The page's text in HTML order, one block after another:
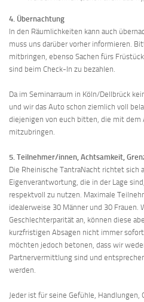
4. Übernachtung
In den Räumlichkeiten kann auch
muss uns darüber vorher informieren.
mitbringen, ebenso Sachen fürs
sind beim Check-In zu bezahlen.
Da im Seminarraum in Köln/Dellbrück
und wir das Auto schon ziemlich voll
diejenigen von euch bitten, die mit dem
mitzubringen.
5. Teilnehmer/innen, Achtsamkeit,
Die Rheinische TantraNacht richtet sich
Eigenverantwortung, die in der Lage
respektvoll zu nutzen. Maximale
idealerweise 30 Männer und 30 Frauen.
Geschlechterparität an, können diese
kurzfristigen Absagen nicht immer
möchten jedoch betonen, dass wir
Partnervermittlung sind und
werden.
Jeder ist für seine Gefühle, Handlungen,